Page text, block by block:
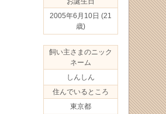
2005年6月10日 (21
歳)
飼い主さまのニック
ネーム
しんしん
住んでいるところ
東京都